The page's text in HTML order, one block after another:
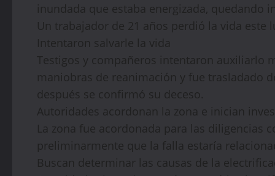
inundada que estaba energizada, quedando
Un trabajador de 21 años perdió la vida este
Intentaron salvarle la vida
Testigos y compañeros intentaron auxiliarlo
maniobras de reanimación y fue trasladado
después se confirmó su deceso.
Autoridades acordonan la zona e inician
La zona fue acordonada para las diligencias
preliminarmente que la falla estaría
Buscan determinar las causas de la